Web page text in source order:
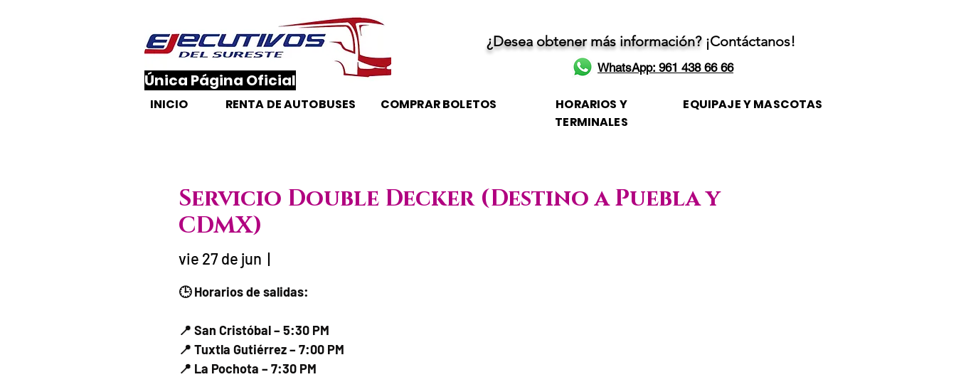
​Única Página Oficial
¿Desea obtener más información? ¡Contáctanos!
WhatsApp: 961 438 66 66
INICIO RENTA DE AUTOBUSES COMPRAR BOLETOS
HORARIOS Y
TERMINALES
EQUIPAJE Y MASCOTAS
Servicio Double Decker (Destino a Puebla y
CDMX)
vie 27 de jun
  |
🕒 Horarios de salidas:
📍 San Cristóbal – 5:30 PM
📍 Tuxtla Gutiérrez – 7:00 PM
📍 La Pochota – 7:30 PM